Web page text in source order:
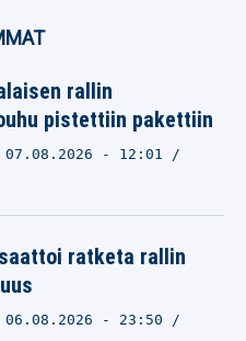
rallin
pistettiin pakettiin
07.08.2026 - 12:01
ratketa rallin
06.08.2026 - 23:50